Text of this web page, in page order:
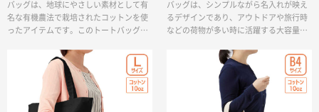
ご注文の流れ
お見積書の作成方法
データ入稿ガイド
バッグは、地球にやさしい素材として有
名な有機農法で栽培されたコットンを使
ったアイテムです。このトートバッグ
された染料を使用して本体色を染めてい
ます。品質や安全性に配慮された製品と
してお客様に安心してお使いいただける
ことでしょう。S、M、Lの3サイズ展開が
あり、Lサイズはアウトドアや旅行時な
バッグは、シンプルながら名入れが映え
るデザインであり、アウトドアや旅行時
などの荷物が多い時に活躍する大容量の
の荷物を収納できるため、アウトドアや
旅行、ショッピングなど様々なシーンで
重宝されます。使用しているオーガニッ
クコットンは無農薬で栽培された地球に
やさしい素材として注目されています。